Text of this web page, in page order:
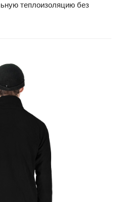
теплоизоляцию без